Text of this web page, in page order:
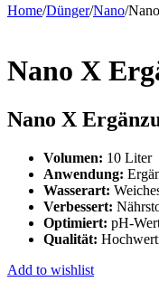
Home/Dünger/Nano/
Nano X
Nano X
Volumen: 10 Liter
Anwendung:
Wasserart:
Verbessert:
Optimiert: pH-
Qualität:
Add to wishlist